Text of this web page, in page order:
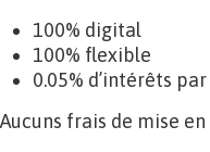
100% digital
100% flexible
0.05% d’intérêts
Aucuns frais de mise